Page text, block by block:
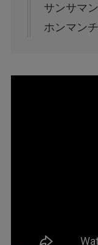
サンサマ
ホンマン